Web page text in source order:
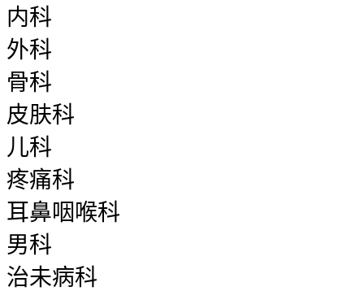
内科
外科
骨科
皮肤科
儿科
疼痛科
耳鼻咽喉科
男科
治未病科